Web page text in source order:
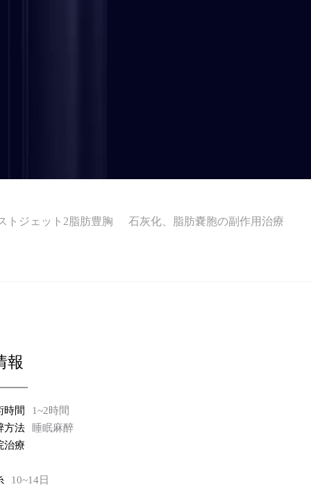
トジェット2脂肪豊胸 石灰化、脂肪嚢胞の副作用治療
報
時間
1~2時間
方法
睡眠麻醉
治療
10~14日